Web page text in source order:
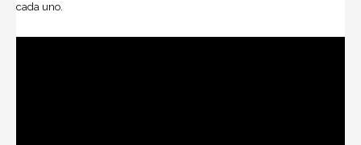
cada uno.